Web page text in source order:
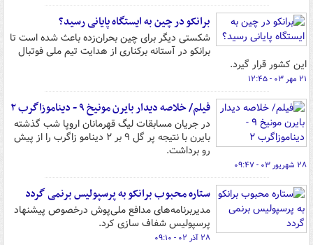
برانکو در چین به ایستگاه پایانی رسید؟
شکستی دیگر برای چین بحران‌زده باعث شده است تا
برانکو در آستانه برکناری از هدایت تیم ملی فوتبال
این کشور قرار گیرد.
۲۱ مهر ۰۳ - ۱۲:۴۵
فیلم/ خلاصه دیدار بایرن مونیخ ۹ - دیناموزاگرب ۲
در جریان مسابقات لیگ قهرمانان اروپا شب گذشته
بایرن با نتیجه پر گل ۹ بر ۲ دینامو زاگرب را از پیش
رو برداشت.
۲۸ شهریور ۰۳ - ۰۹:۴۷
ستاره محبوب برانکو به پرسپولیس برنمی گردد
مدیربرنامه‌های مدافع ملی‌پوش درخصوص پیشنهاد
پرسپولیس شفاف سازی کرد.
۲۸ آذر ۰۲ - ۰۹:۱۰